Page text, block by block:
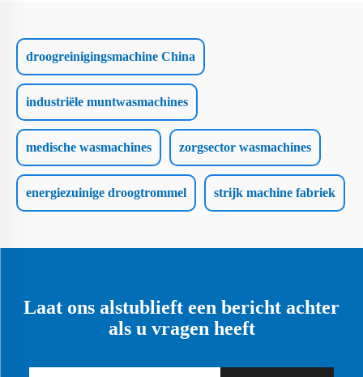
droogreinigingsmachine China
industriële muntwasmachines
medische wasmachines zorgsector wasmachines
energiezuinige droogtrommel strijk machine fabriek
Laat ons alstublieft een bericht achter
als u vragen heeft